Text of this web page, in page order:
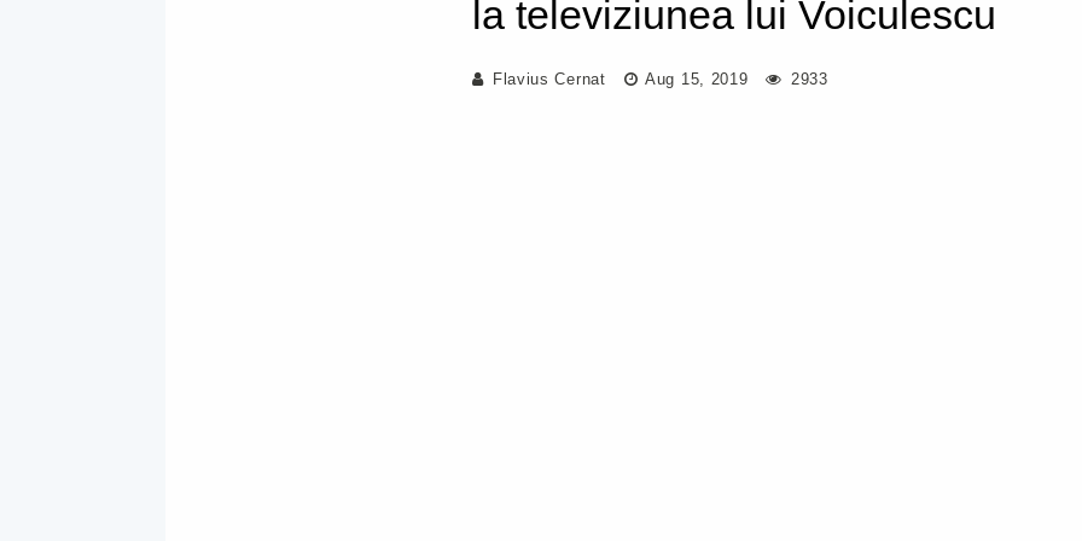
la televiziunea lui Voiculescu
Flavius Cernat Aug 15, 2019 2933